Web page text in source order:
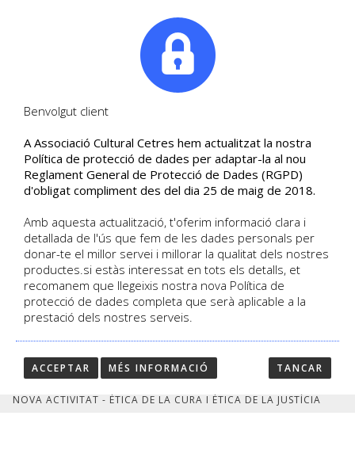
NOVA ACTIVITAT - ÈTICA
DE LA CURA I ÈTICA DE
LA JUSTÍCIA
Dijous 10 febrer
DETALL DE L'ACTIVITAT
Día 10-02-2022 | Inscripció Tancada
Castellano
Activitat | Sense places disponibles
HOME / ACTIVITATS /
NOVA ACTIVITAT - ÈTICA DE LA CURA I ÈTICA DE LA JUSTÍCIA
Benvolgut client
A Associació Cultural Cetres hem actualitzat la nostra
Política de protecció de dades per adaptar-la al nou
Reglament General de Protecció de Dades (RGPD)
d'obligat compliment des del dia 25 de maig de 2018.
Amb aquesta actualització, t'oferim informació clara i
detallada de l'ús que fem de les dades personals per
donar-te el millor servei i millorar la qualitat dels nostres
productes.si estàs interessat en tots els detalls, et
recomanem que llegeixis nostra nova Política de
protecció de dades completa que serà aplicable a la
prestació dels nostres serveis.
ACCEPTAR MÉS INFORMACIÓ TANCAR